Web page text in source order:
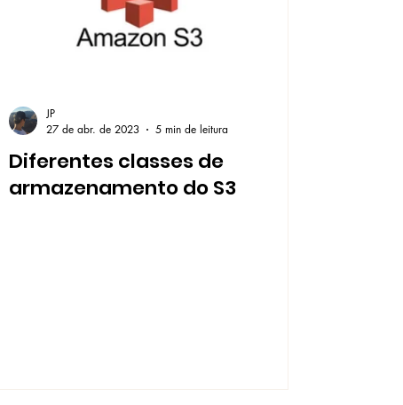
Diferentes classes de
armazenamento do S3
JP
27 de abr. de 2023
5 min de leitura